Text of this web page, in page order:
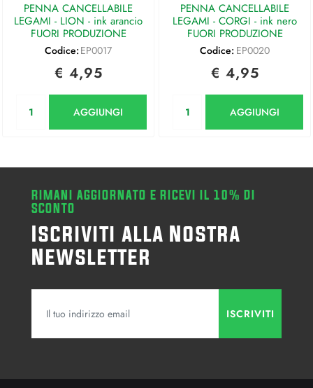
PENNA CANCELLABILE
LEGAMI - LION - ink arancio
FUORI PRODUZIONE
Codice: EP0017
€ 4,95
AGGIUNGI
PENNA CANCELLABILE
LEGAMI - CORGI - ink nero
FUORI PRODUZIONE
Codice: EP0020
€ 4,95
AGGIUNGI
RIMANI AGGIORNATO E RICEVI IL 10% DI
SCONTO
Iscriviti alla Nostra
Newsletter